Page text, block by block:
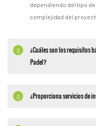
dependiendo del tipo
complejidad del
Q
¿Cuáles son los requisitos
Padel?
Q ¿Proporciona servicios de